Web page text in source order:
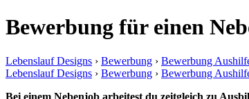
Bewerbung für einen
Lebenslauf Designs › Bewerbung › Bewerbung
Lebenslauf Designs › Bewerbung › Bewerbung
Bei einem Nebenjob arbeitest du zeitgleich zu